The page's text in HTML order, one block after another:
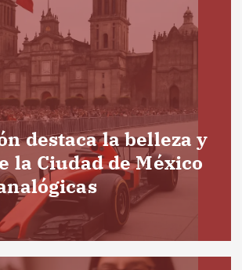
destaca la belleza y
la Ciudad de México